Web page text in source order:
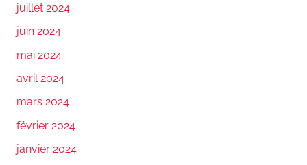
juillet 2024
juin 2024
mai 2024
avril 2024
mars 2024
février 2024
janvier 2024